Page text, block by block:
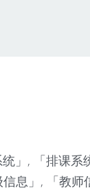
」, 「排课
息」, 「教